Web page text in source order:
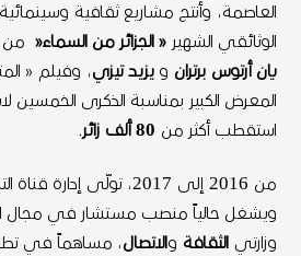
العاصمة، وأنتج مشاريع ثقافية وسينمائية
الوثائقي الشهير «الجزائر من السماء« من
يان أرتوس برتران ويزيد تيزي، وفيلم «
المعرض الكبير بمناسبة الذكرى الخمسين
استقطب أكثر من 80 ألف زائر.
من إلى ، تولّى إدارة قناة
ويشغل حالياً منصب مستشار في مجال
وزارتيالثقافة والاتصال، مساهماً في